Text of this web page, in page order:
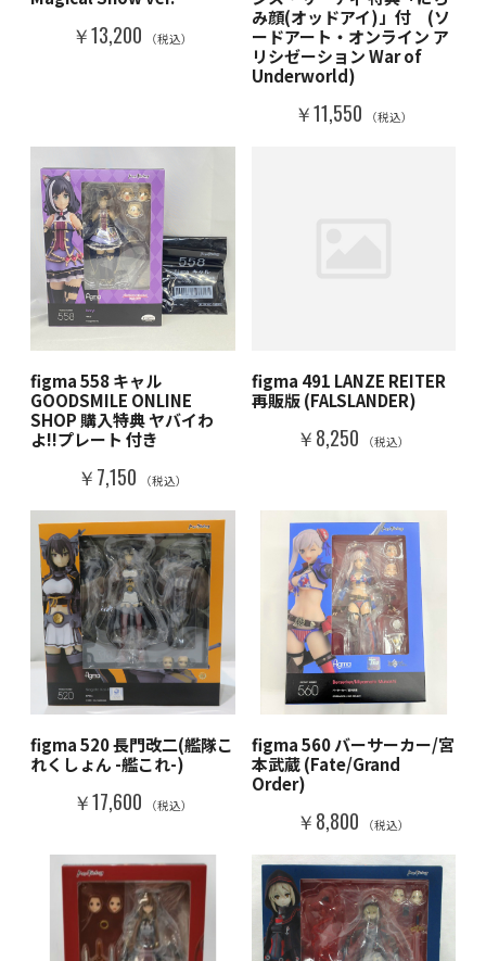
￥13,200 （税込）
み顔(オッドアイ)」付 (ソ
ードアート・オンライン ア
リシゼーション War of
Underworld)
￥11,550 （税込）
figma 558 キャル
GOODSMILE ONLINE
SHOP 購入特典 ヤバイわ
よ!!プレート 付き
￥7,150 （税込）
figma 491 LANZE REITER
再販版 (FALSLANDER)
￥8,250 （税込）
figma 520 長門改二(艦隊こ
れくしょん -艦これ-)
￥17,600 （税込）
figma 560 バーサーカー/宮
本武蔵 (Fate/Grand
Order)
￥8,800 （税込）